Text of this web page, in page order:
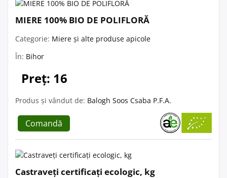
MIERE 100% BIO DE POLIFLORĂ
Categorie: Miere și alte produse apicole
În: Bihor
Preț: 16
Produs și vândut de: Balogh Soos Csaba P.F.A.
Comandă
Castraveți certificați ecologic, kg